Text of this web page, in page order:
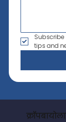
Subscribe
tips and